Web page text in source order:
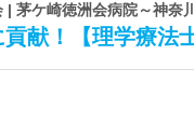
| 茅ケ崎徳洲会病院～神奈
貢献！【理学療法